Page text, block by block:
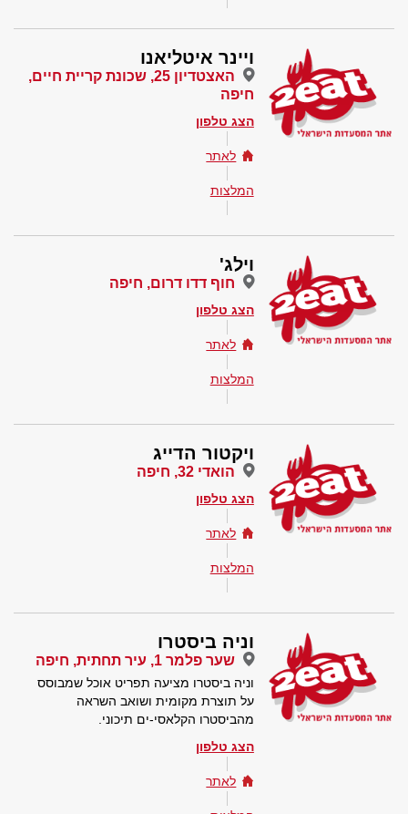
ויינר איטליאנו
האצטדיון 25, שכונת קריית חיים,
חיפה
הצג טלפון
לאתר
המלצות
וילג'
חוף דדו דרום, חיפה
הצג טלפון
לאתר
המלצות
ויקטור הדייג
הואדי 32, חיפה
הצג טלפון
לאתר
המלצות
וניה ביסטרו
שער פלמר 1, עיר תחתית, חיפה
וניה ביסטרו מציעה תפריט אוכל שמבוסס
על תוצרת מקומית ושואב השראה
מהביסטרו הקלאסי-ים תיכוני.
הצג טלפון
לאתר